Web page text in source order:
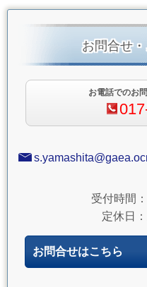
お問合せ
お電話でのお
受付時間
定休日
お問合せはこちら